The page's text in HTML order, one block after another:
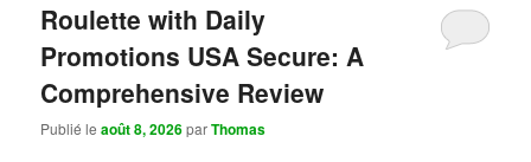
Roulette with Daily
Promotions USA Secure: A
Comprehensive Review
Publié leaoût 8, 2026parThomas